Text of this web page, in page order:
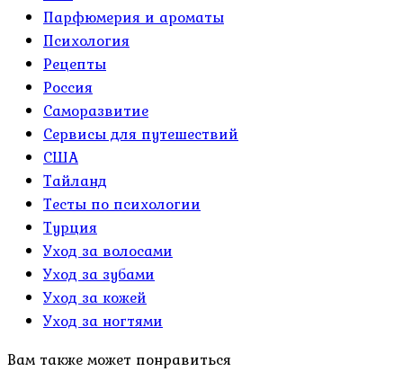
Парфюмерия и ароматы
Психология
Рецепты
Россия
Саморазвитие
Сервисы для путешествий
США
Тайланд
Тесты по психологии
Турция
Уход за волосами
Уход за зубами
Уход за кожей
Уход за ногтями
Вам также может понравиться